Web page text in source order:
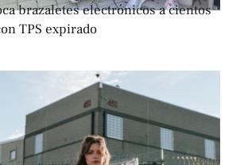
brazaletes electrónicos a cientos
TPS expirado